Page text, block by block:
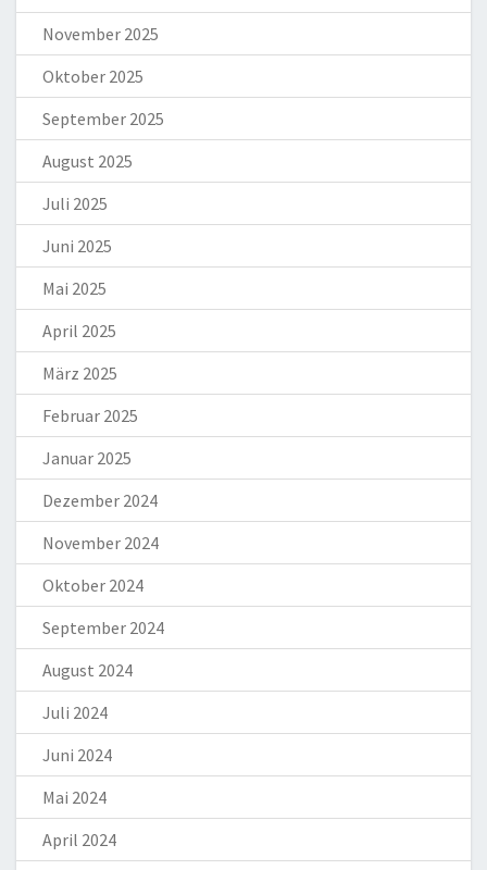
November 2025
Oktober 2025
September 2025
August 2025
Juli 2025
Juni 2025
Mai 2025
April 2025
März 2025
Februar 2025
Januar 2025
Dezember 2024
November 2024
Oktober 2024
September 2024
August 2024
Juli 2024
Juni 2024
Mai 2024
April 2024